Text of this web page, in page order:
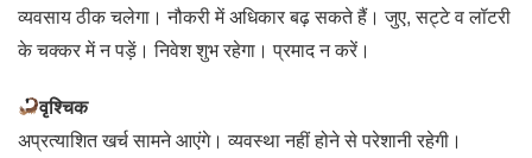
व्यवसाय ठीक चलेगा। नौकरी में अधिकार बढ़ सकते हैं। जुए, सट्टे व लॉटरी
के चक्कर में न पड़ें। निवेश शुभ रहेगा। प्रमाद न करें।
वृश्चिक
अप्रत्याशित खर्च सामने आएंगे। व्यवस्था नहीं होने से परेशानी रहेगी।